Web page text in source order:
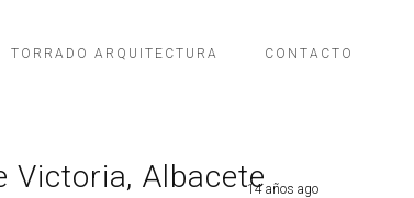
TORRADO ARQUITECTURA CONTACTO
Victoria, Albacete14 años ago